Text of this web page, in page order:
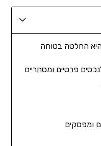
החלטה בטוחה
פרטיים ומסחריים
ומפסקים